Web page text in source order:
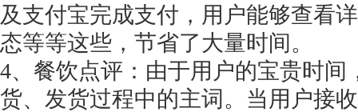
及支付宝完成支付，用户能够查看
态等等这些，节省了大量时间。
4、餐饮点评：由于用户的宝贵时间
货、发货过程中的主词。当用户接